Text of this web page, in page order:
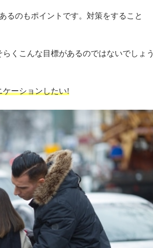
るのもポイントです。対策をすること
くこんな目標があるのではないでしょう
ケーションしたい!